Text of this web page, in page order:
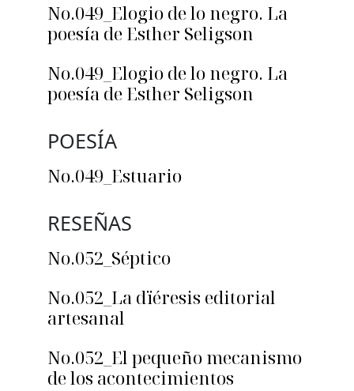
No.049_Elogio de lo negro. La
poesía de Esther Seligson
No.049_Elogio de lo negro. La
poesía de Esther Seligson
POESÍA
No.049_Estuario
RESEÑAS
No.052_Séptico
No.052_La dïéresis editorial
artesanal
No.052_El pequeño mecanismo
de los acontecimientos